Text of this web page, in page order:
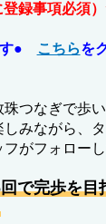
録事項必須
す● こちらを
つなぎで歩い
みながら、
がフォロー
で完歩を目